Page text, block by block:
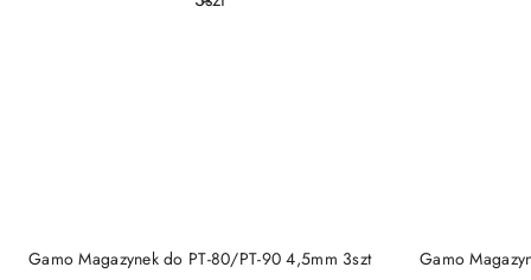
Gamo Magazynek do PT-80/PT-90 4,5mm 3szt
DO KOSZYKA Gamo